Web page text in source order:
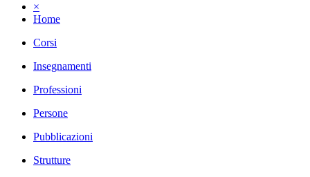
×
Home
Corsi
Insegnamenti
Professioni
Persone
Pubblicazioni
Strutture